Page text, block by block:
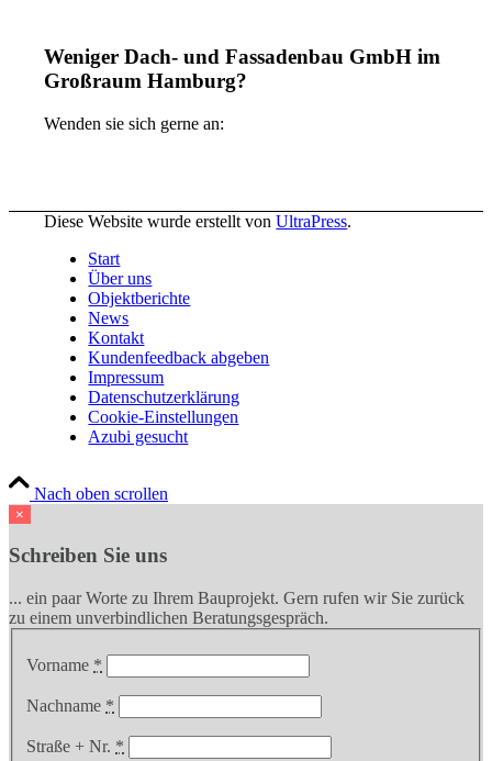
Weniger Dach- und Fassadenbau GmbH im
Großraum Hamburg?
Wenden sie sich gerne an:
Diese Website wurde erstellt vonUltraPress.
Start
Über uns
Objektberichte
News
Kontakt
Kundenfeedback abgeben
Impressum
Datenschutzerklärung
Cookie-Einstellungen
Azubi gesucht
Nach oben scrollen
×
Schreiben Sie uns
... ein paar Worte zu Ihrem Bauprojekt. Gern rufen wir Sie zurück
zu einem unverbindlichen Beratungsgespräch.
Vorname *
Nachname *
Straße + Nr. *